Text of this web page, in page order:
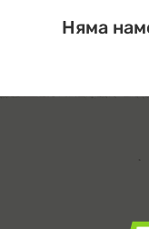
Няма